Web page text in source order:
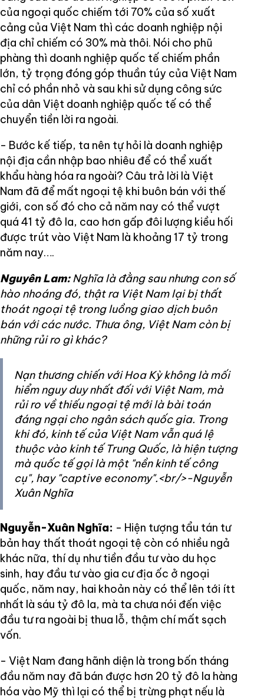
của ngoại quốc chiếm tới 70% của số xuất
cảng của Việt Nam thì các doanh nghiệp nội
địa chỉ chiếm có 30% mà thôi. Nói cho phũ
phàng thì doanh nghiệp quốc tế chiếm phần
lớn, tỷ trọng đóng góp thuần túy của Việt Nam
chỉ có phần nhỏ và sau khi sử dụng công sức
của dân Việt doanh nghiệp quốc tế có thể
chuyển tiền lời ra ngoài.
- Bước kế tiếp, ta nên tự hỏi là doanh nghiệp
nội địa cần nhập bao nhiêu để có thể xuất
khẩu hàng hóa ra ngoài? Câu trả lời là Việt
Nam đã để mất ngoại tệ khi buôn bán với thế
giới, con số đó cho cả năm nay có thể vượt
quá 41 tỷ đô la, cao hơn gấp đôi lượng kiều hối
được trút vào Việt Nam là khoảng 17 tỷ trong
năm nay….
Nguyên Lam: Nghĩa là đằng sau nhưng con số
hào nhoáng đó, thật ra Việt Nam lại bị thất
thoát ngoại tệ trong luồng giao dịch buôn
bán với các nước. Thưa ông, Việt Nam còn bị
những rủi ro gì khác?
Nạn thương chiến với Hoa Kỳ không là mối
hiểm nguy duy nhất đối với Việt Nam, mà
rủi ro về thiếu ngoại tệ mới là bài toán
đáng ngại cho ngân sách quốc gia. Trong
khi đó, kinh tế của Việt Nam vẫn quá lệ
thuộc vào kinh tế Trung Quốc, là hiện tượng
mà quốc tế gọi là một "nền kinh tế công
cụ", hay "captive economy".<br/>-Nguyễn
Xuân Nghĩa
Nguyễn-Xuân Nghĩa: - Hiện tượng tẩu tán tư
bản hay thất thoát ngoại tệ còn có nhiều ngả
khác nữa, thí dụ như tiền đầu tư vào du học
sinh, hay đầu tư vào gia cư địa ốc ở ngoại
quốc, năm nay, hai khoản này có thể lên tới ítt
nhất là sáu tỷ đô la, mà ta chưa nói đến việc
đầu tư ra ngoài bị thua lỗ, thậm chí mất sạch
vốn.
- Việt Nam đang hãnh diện là trong bốn tháng
đầu năm nay đã bán được hơn 20 tỷ đô la hàng
hóa vào Mỹ thì lại có thể bị trừng phạt nếu là